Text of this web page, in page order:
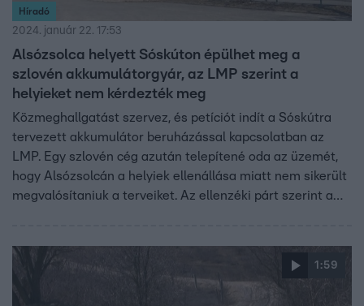
Híradó
2024. január 22. 17:53
Alsózsolca helyett Sóskúton épülhet meg a
szlovén akkumulátorgyár, az LMP szerint a
helyieket nem kérdezték meg
Közmeghallgatást szervez, és petíciót indít a Sóskútra
tervezett akkumulátor beruházással kapcsolatban az
LMP. Egy szlovén cég azután telepítené oda az üzemét,
hogy Alsózsolcán a helyiek ellenállása miatt nem sikerült
megvalósítaniuk a terveiket. Az ellenzéki párt szerint a
1:59